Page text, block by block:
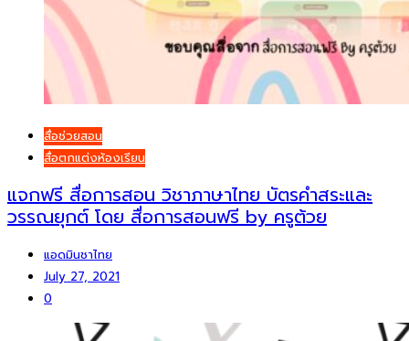
สื่อช่วยสอน
สื่อตกแต่งห้องเรียน
แจกฟรี สื่อการสอน วิชาภาษาไทย บัตรคำสระและ
วรรณยุกต์ โดย สื่อการสอนฟรี by ครูต้วย
แอดมินชาไทย
July 27, 2021
0